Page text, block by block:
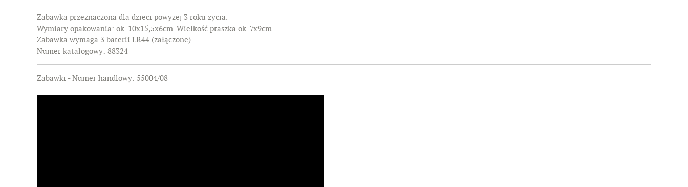
Zabawka przeznaczona dla dzieci powyżej 3 roku życia.
Wymiary opakowania: ok. 10x15,5x6cm. Wielkość ptaszka ok. 7x9cm.
Zabawka wymaga 3 baterii LR44 (załączone).
Numer katalogowy: 88324
Zabawki - Numer handlowy: 55004/08